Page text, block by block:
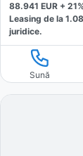
88.941 EUR + 21
Leasing de la
juridice.
Sună